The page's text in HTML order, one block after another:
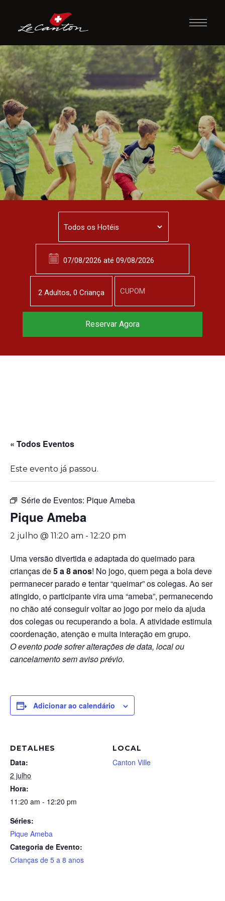
Pique Ameba
« Todos Eventos
Este evento já passou.
Série de Eventos: Pique Ameba
Pique Ameba
2 julho @ 11:20 am - 12:20 pm
Uma versão divertida e adaptada do queimado para
crianças de5 a 8 anos! No jogo, quem pega a bola deve
permanecer parado e tentar “queimar” os colegas. Ao ser
atingido, o participante vira uma “ameba”, permanecendo
no chão até conseguir voltar ao jogo por meio da ajuda
dos colegas ou recuperando a bola. A atividade estimula
coordenação, atenção e muita interação em grupo.
O evento pode sofrer alterações de data, local ou
cancelamento sem aviso prévio.
Adicionar ao calendário
DETALHES
Data:
2 julho
Hora:
11:20 am - 12:20 pm
Séries:
Pique Ameba
Categoria de Evento:
Crianças de 5 a 8 anos
LOCAL
Canton Ville
2 Adultos, 0 Criança
Reservar Agora